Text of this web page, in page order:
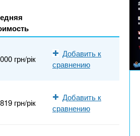
грн/рік
Добавить к
сравнению
грн/рік
Добавить к
сравнению